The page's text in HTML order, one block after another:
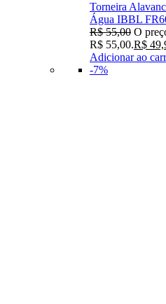
Torneira
Água IBBL
R$55,00 O
R$ 55,00.R$
Adicionar ao
-7%